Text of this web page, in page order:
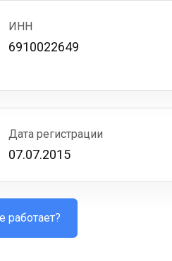
ИНН
6910022649
Дата регистрации
07.07.2015
работает?